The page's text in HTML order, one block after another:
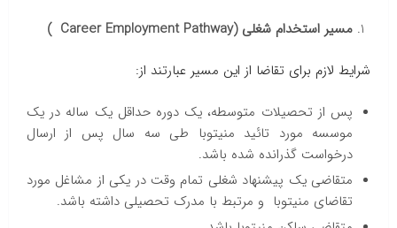
مسیر استخدام شغلی (Career Employment Pathway )
شرایط لازم برای تقاضا از این مسیر عبارتند از:
پس از تحصیلات متوسطه، یک دوره حداقل یک ساله در یک
موسسه مورد تائید منیتوبا طی سه سال پس از ارسال
درخواست گذرانده شده باشد.
متقاضی یک پیشنهاد شغلی تمام وقت در یکی از مشاغل مورد
تقاضای منیتوبا و مرتبط با مدرک تحصیلی داشته باشد.